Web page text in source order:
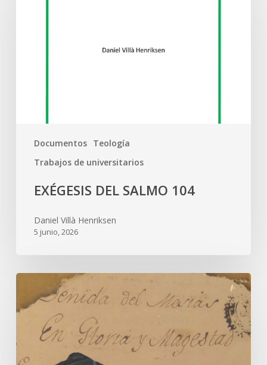
Documentos Teología
Trabajos de universitarios
EXÉGESIS DEL SALMO 104
Daniel Villà Henriksen
5 junio, 2026